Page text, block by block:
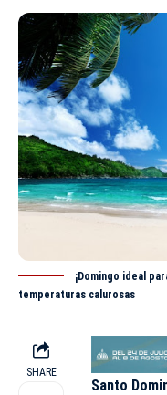
¡Domingo ideal
temperaturas calurosas
SHARE
Santo